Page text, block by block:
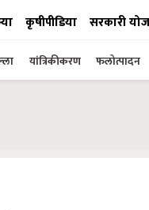
कृषीपीडिया सरकारी
यांत्रिकीकरण फलोत्पादन